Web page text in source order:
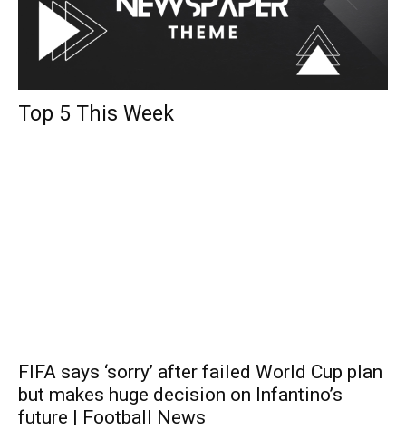
Top 5 This Week
FIFA says ‘sorry’ after failed World Cup plan
but makes huge decision on Infantino’s
future | Football News